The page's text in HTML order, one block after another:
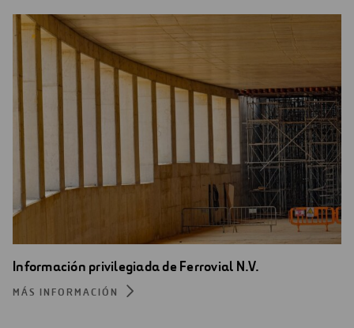
Información privilegiada de Ferrovial N.V.
MÁS INFORMACIÓN